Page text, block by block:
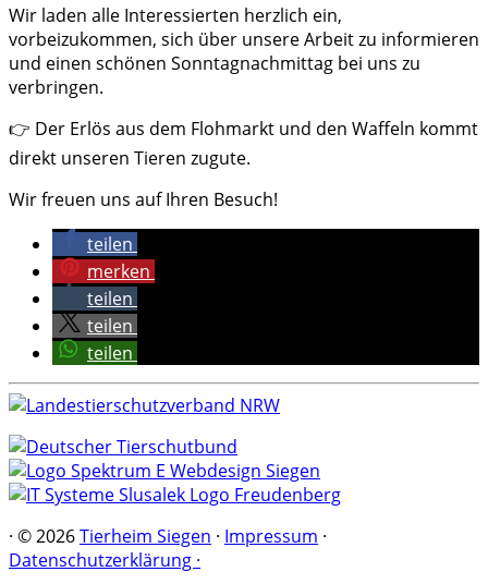
Wir laden alle Interessierten herzlich ein,
vorbeizukommen, sich über unsere Arbeit zu informieren
und einen schönen Sonntagnachmittag bei uns zu
verbringen.
👉 Der Erlös aus dem Flohmarkt und den Waffeln kommt
direkt unseren Tieren zugute.
Wir freuen uns auf Ihren Besuch!
teilen
merken
teilen
teilen
teilen
· © 2026Tierheim Siegen · Impressum ·
Datenschutzerklärung ·